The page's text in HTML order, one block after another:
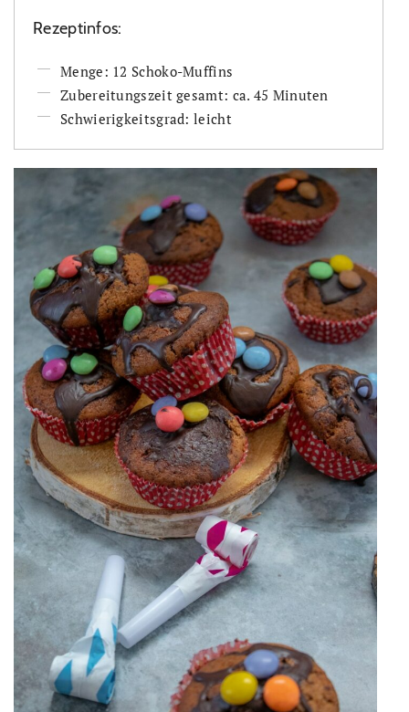
Rezeptinfos:
Menge: 12 Schoko-Muffins
Zubereitungszeit gesamt: ca. 45 Minuten
Schwierigkeitsgrad: leicht